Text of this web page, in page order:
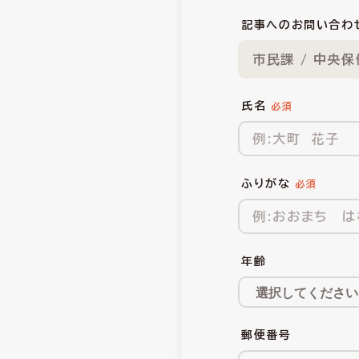
記事へのお問い合わ
市民課 / 中央保
氏名
ふりがな
年齢
郵便番号